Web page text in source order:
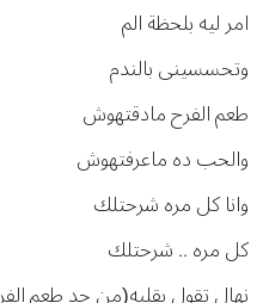
امر ليه بلحظة الم
وتحسسينى بالندم
طعم الفرح مادقتهوش
والحب ده ماعرفتهوش
وانا كل مره شرحتلك
كل مره .. شرحتلك